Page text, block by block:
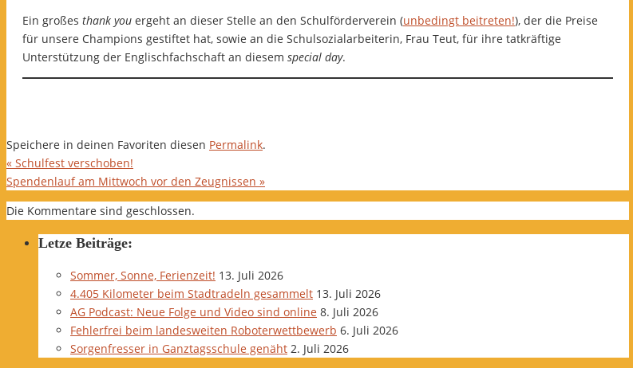
Ein großes thank you ergeht an dieser Stelle an den Schulförderverein (unbedingt beitreten!), der die Preise
für unsere Champions gestiftet hat, sowie an die Schulsozialarbeiterin, Frau Teut, für ihre tatkräftige
Unterstützung der Englischfachschaft an diesem special day.
Speichere in deinen Favoriten diesen Permalink.
« Schulfest verschoben!
Spendenlauf am Mittwoch vor den Zeugnissen »
Die Kommentare sind geschlossen.
Letze Beiträge:
Sommer, Sonne, Ferienzeit! 13. Juli 2026
4.405 Kilometer beim Stadtradeln gesammelt 13. Juli 2026
AG Podcast: Neue Folge und Video sind online 8. Juli 2026
Fehlerfrei beim landesweiten Roboterwettbewerb 6. Juli 2026
Sorgenfresser in Ganztagsschule genäht 2. Juli 2026